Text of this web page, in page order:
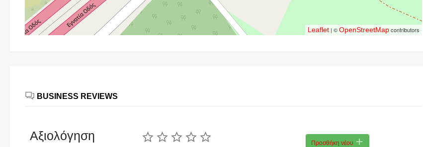
Leaflet | ©OpenStreetMapcontributors
BUSINESS REVIEWS
Αξιολόγηση
Προσθήκη νέου